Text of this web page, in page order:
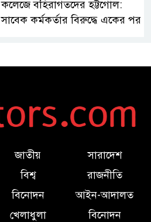
কলেজে বহিরাগতদের হট্টগোল:
সাবেক কর্মকর্তার বিরুদ্ধে একের পর
জুলাই গণঅভ্যুত্থানের দুই বছর:
বাংলাদেশে চালু হতে যাচ্ছে বিশ্বখ্যাত
ম্যানচেস্টারে শিশু নির্যাতনের
অভিযোগ, পাকিস্তানের সাবেক মন্ত্রীর
রাজনৈতিক প্রত্যাবর্তন
জাতীয়
সারাদেশ
বিশ্ব
রাজনীতি
বিনোদন
আইন-আদালত
খেলাধুলা বিনোদন